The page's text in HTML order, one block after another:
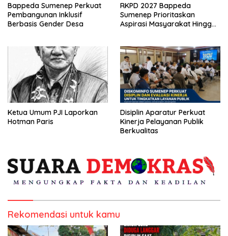
Bappeda Sumenep Perkuat
Pembangunan Inklusif
Berbasis Gender Desa
RKPD 2027 Bappeda
Sumenep Prioritaskan
Aspirasi Masyarakat Hingga
Ketua Umum PJI Laporkan
Hotman Paris
Disiplin Aparatur Perkuat
Kinerja Pelayanan Publik
Berkualitas
Rekomendasi untuk kamu